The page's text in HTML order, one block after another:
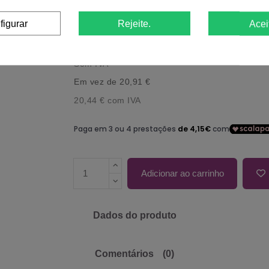
Referência: 19200022
Sem IVA
Em vez de 20,91 €
20,44 € com IVA
Adicionar ao carrinho
Dados do produto
Comentários (0)
Rejeite.